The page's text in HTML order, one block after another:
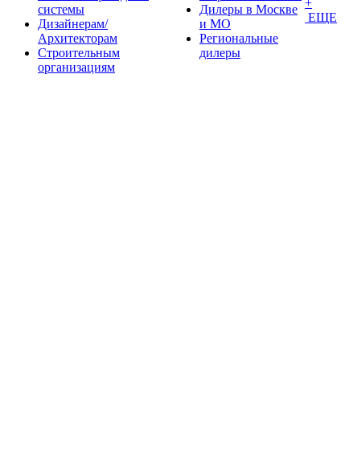
системы
Дизайнерам/
Архитекторам
Строительным
организациям
Дилеры в Москве
и МО
Региональные
дилеры
+
ЕЩЕ